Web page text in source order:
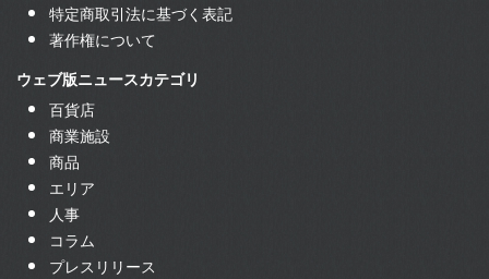
特定商取引法に基づく表記
著作権について
ウェブ版ニュースカテゴリ
百貨店
商業施設
商品
エリア
人事
コラム
プレスリリース